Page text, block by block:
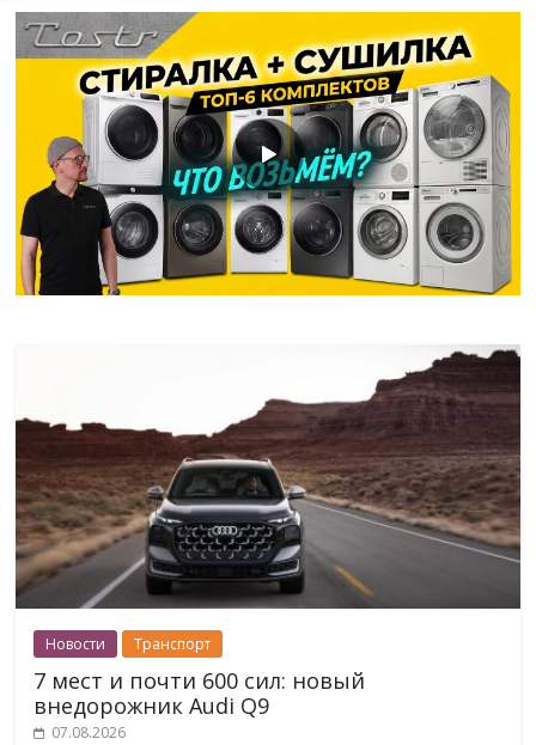
Новости Транспорт
7 мест и почти 600 сил: новый
внедорожник Audi Q9
07.08.2026